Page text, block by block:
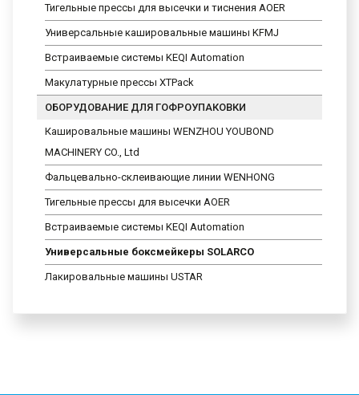
Тигельные прессы для высечки и тиснения AOER
Универсальные кашировальные машины KFMJ
Встраиваемые системы KEQI Automation
Макулатурные прессы XTPack
ОБОРУДОВАНИЕ ДЛЯ ГОФРОУПАКОВКИ
Кашировальные машины WENZHOU YOUBOND
MACHINERY CO., Ltd
Фальцевально-склеивающие линии WENHONG
Тигельные прессы для высечки AOER
Встраиваемые системы KEQI Automation
Универсальные боксмейкеры SOLARCO
Лакировальные машины USTAR